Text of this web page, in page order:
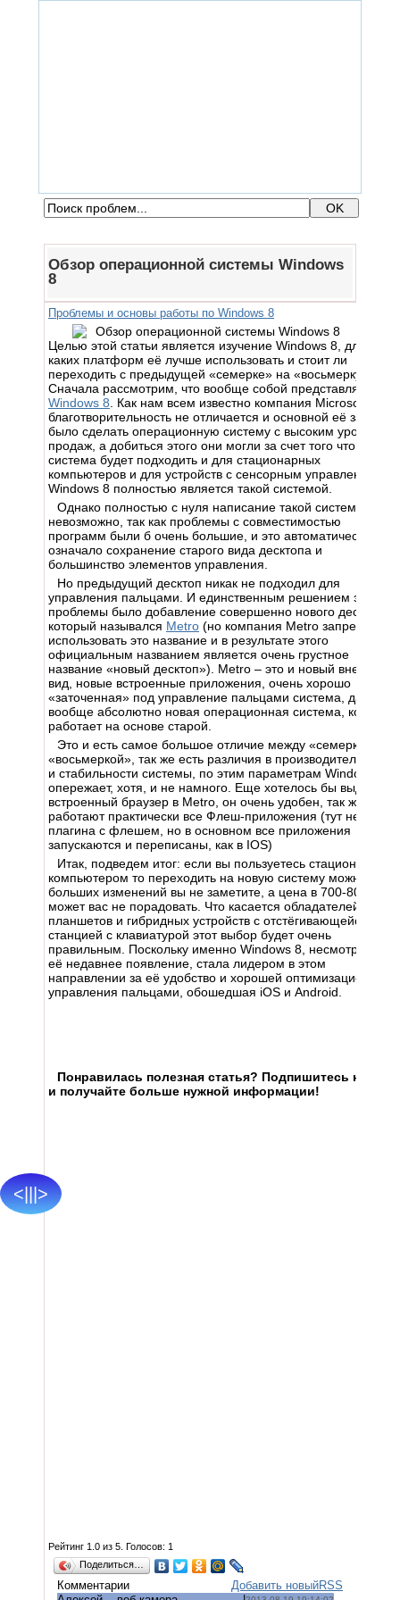
<|||>
Обзор операционной системы Windows
8
Проблемы и основы работы по Windows 8
Целью этой статьи является изучение Windows 8, для
каких платформ её лучше использовать и стоит ли
переходить с предыдущей «семерке» на «восьмерку».
Сначала рассмотрим, что вообще собой представляет
Windows 8 . Как нам всем известно компания Microsoft
благотворительность не отличается и основной её задачей
было сделать операционную систему с высоким уровнем
продаж, а добиться этого они могли за счет того что эта
система будет подходить и для стационарных
компьютеров и для устройств с сенсорным управлением.
Windows 8 полностью является такой системой.
Однако полностью с нуля написание такой системы было
невозможно, так как проблемы с совместимостью
программ были б очень большие, и это автоматически
означало сохранение старого вида десктопа и
большинство элементов управления.
Но предыдущий десктоп никак не подходил для
управления пальцами. И единственным решением этой
проблемы было добавление совершенно нового десктопа
который назывался Metro (но компания Metro запретила
использовать это название и в результате этого
официальным названием является очень грустное
название «новый десктоп»). Metro – это и новый внешней
вид, новые встроенные приложения, очень хорошо
«заточенная» под управление пальцами система, да и
вообще абсолютно новая операционная система, которая
работает на основе старой.
Это и есть самое большое отличие между «семеркой» на
«восьмеркой», так же есть различия в производительности
и стабильности системы, по этим параметрам Windows 8
опережает, хотя, и не намного. Еще хотелось бы выделить
встроенный браузер в Metro, он очень удобен, так же в нем
работают практически все Флеш-приложения (тут нет
плагина с флешем, но в основном все приложения
запускаются и переписаны, как в IOS)
Итак, подведем итог: если вы пользуетесь стационарным
компьютером то переходить на новую систему можно, но
больших изменений вы не заметите, а цена в 700-800грн
может вас не порадовать. Что касается обладателей
планшетов и гибридных устройств с отстёгивающейся док-
станцией с клавиатурой этот выбор будет очень
правильным. Поскольку именно Windows 8, несмотря на
её недавнее появление, стала лидером в этом
направлении за её удобство и хорошей оптимизацией для
управления пальцами, обошедшая iOS и Android.
Понравилась полезная статья? Подпишитесь на
и получайте больше нужной информации!
Рейтинг 1.0 из 5 . Голосов: 1
Поделиться…
Комментарии Добавить новыйRSS